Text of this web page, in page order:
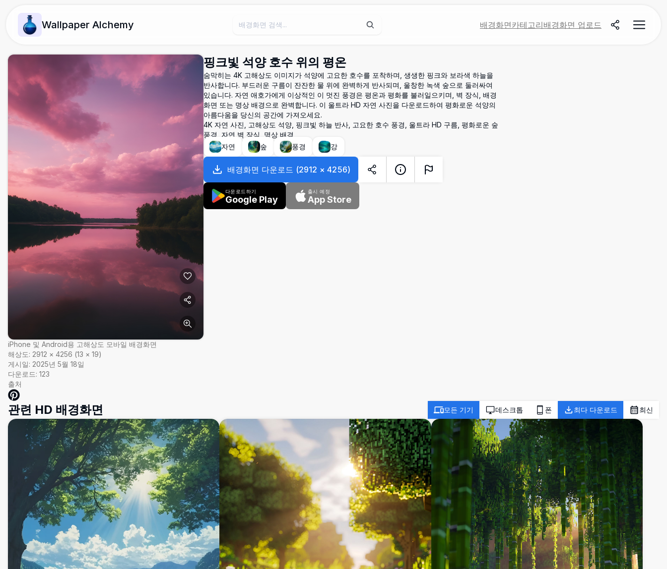
Wallpaper Alchemy 배경화면카테고리배경화면 업로드
iPhone 및 Android용 고해상도 모바일 배경화면
해상도: 2912 × 4256 (13 × 19)
게시일: 2025년 5월 18일
다운로드: 123
출처
핑크빛 석양 호수 위의 평온
숨막히는 4K 고해상도 이미지가 석양에 고요한 호수를 포착하며, 생생한 핑크와 보라색 하늘을
반사합니다. 부드러운 구름이 잔잔한 물 위에 완벽하게 반사되며, 울창한 녹색 숲으로 둘러싸여
있습니다. 자연 애호가에게 이상적인 이 멋진 풍경은 평온과 평화를 불러일으키며, 벽 장식, 배경
화면 또는 명상 배경으로 완벽합니다. 이 울트라 HD 자연 사진을 다운로드하여 평화로운 석양의
아름다움을 당신의 공간에 가져오세요.
4K 자연 사진, 고해상도 석양, 핑크빛 하늘 반사, 고요한 호수 풍경, 울트라 HD 구름, 평화로운 숲
풍경, 자연 벽 장식, 명상 배경
자연
숲 풍경 강
배경화면 다운로드 (2912 ×4256)
다운로드하기
Google Play
출시 예정
App Store
관련 HD 배경화면 모든 기기 데스크톱 폰 최다 다운로드 최신